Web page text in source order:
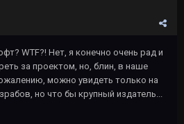
WTF?! Нет, я конечно очень рад и
за проектом, но, блин, в наше
можно увидеть только на
но что бы крупный издатель...